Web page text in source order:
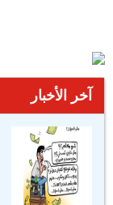
آخر الأخبار